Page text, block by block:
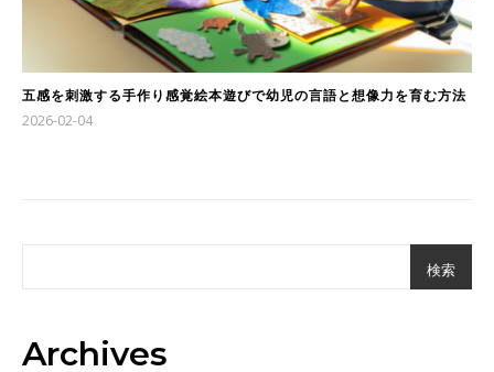
五感を刺激する手作り感覚絵本遊びで幼児の言語と想像力を育む方法
2026-02-04
検索
Archives